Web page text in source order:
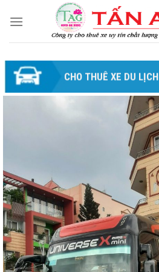
CHO THUÊ XE DU LỊCH